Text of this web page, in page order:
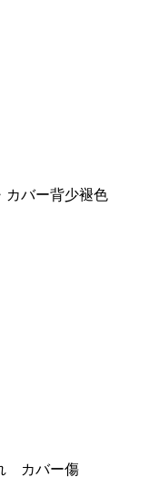
カバー背少褪色
カバー傷